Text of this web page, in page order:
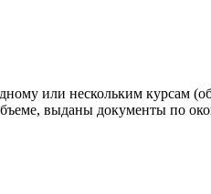
или нескольким курсам
выданы документы по